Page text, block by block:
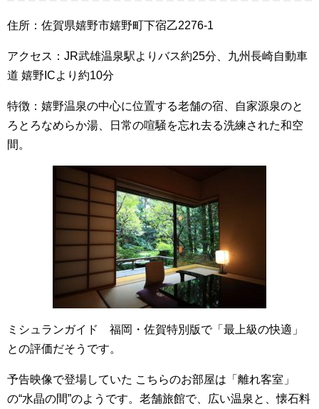
住所：佐賀県嬉野市嬉野町下宿乙2276-1
アクセス：JR武雄温泉駅よりバス約25分、九州長崎自動車
道 嬉野ICより約10分
特徴：嬉野温泉の中心に位置する老舗の宿、自家源泉のと
ろとろなめらか湯、日常の喧騒を忘れ去る洗練された和空
間。
ミシュランガイド 福岡・佐賀特別版で「最上級の快適」
との評価だそうです。
予告映像で登場していた こちらのお部屋は「離れ客室」
の“水晶の間”のようです。老舗旅館で、広い温泉と、懐石料